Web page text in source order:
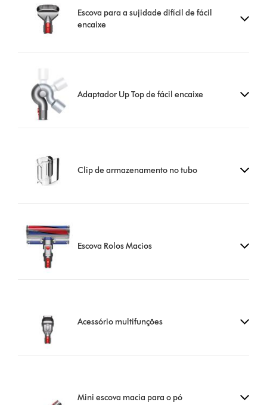
Escova para a sujidade difícil de fácil
encaixe
Adaptador Up Top de fácil encaixe
Clip de armazenamento no tubo
Escova Rolos Macios
Acessório multifunções
Mini escova macia para o pó